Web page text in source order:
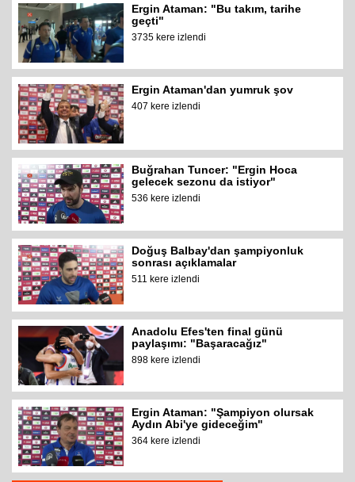
Ergin Ataman: "Bu takım, tarihe
geçti"
3735 kere izlendi
Ergin Ataman'dan yumruk şov
407 kere izlendi
Buğrahan Tuncer: "Ergin Hoca
gelecek sezonu da istiyor"
536 kere izlendi
Doğuş Balbay'dan şampiyonluk
sonrası açıklamalar
511 kere izlendi
Anadolu Efes'ten final günü
paylaşımı: "Başaracağız"
898 kere izlendi
Ergin Ataman: "Şampiyon olursak
Aydın Abi'ye gideceğim"
364 kere izlendi